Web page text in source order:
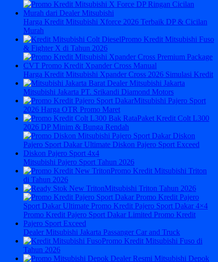
Harga Kredit Mitsubishi Xforce 2026 Terbaik DP & Cicilan
Murah
Promo Kredit Mitsubishi Fuso
& Fighter X di Tahun 2026
Harga Kredit Mitsubishi Xpander Cross 2026 Simulasi Kredit
Mitsubishi Jakarta PT. Srikandi Diamond Motors
Mitsubishi Pajero Sport
2026 Harga OTR Promo Maret
Paket Kredit Colt L300
2026 DP Minim & Bunga Rendah
Mitsubishi Pajero Sport Tahun 2026
Promo Kredit Mitsubishi Triton
di Tahun 2026
Mitsubishi Triton Tahun 2026
Dealer Mitsubishi Jakarta Passanger Car and Truck
Promo Kredit Mitsubishi Fuso di
Tahun 2026